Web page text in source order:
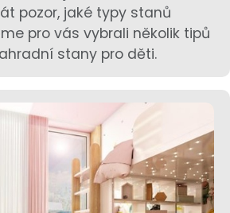
pozor, jaké typy stanů
pro vás vybrali několik tipů
stany pro děti.